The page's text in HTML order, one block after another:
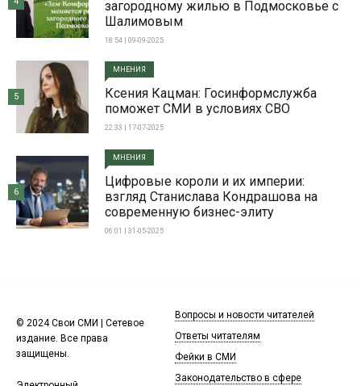
загородному жилью в Подмосковье с
Шалимовым
18:54 | 09-09-2025
МНЕНИЯ
Ксения Кацман: Госинформслужба
поможет СМИ в условиях СВО
22:33 | 17-07-2025
5
МНЕНИЯ
Цифровые короли и их империи:
взгляд Станислава Кондрашова на
современную бизнес-элиту
06:01 | 31-05-2025
6
© 2024 Свои СМИ | Сетевое
издание. Все права
защищены.
Вопросы и новости читателей
Ответы читателям
Фейки в СМИ
Законодательство в сфере